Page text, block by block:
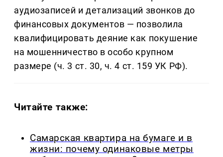
аудиозаписей и детализаций звонков до
финансовых документов — позволила
квалифицировать деяние как покушение
на мошенничество в особо крупном
размере (ч. 3 ст. 30, ч. 4 ст. 159 УК РФ).
Читайте также:
Самарская квартира на бумаге и в
жизни: почему одинаковые метры